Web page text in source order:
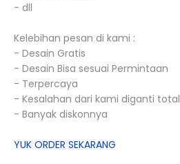
- dll
Kelebihan pesan di kami :
- Desain Gratis
- Desain Bisa sesuai Permintaan
- Terpercaya
- Kesalahan dari kami diganti total
- Banyak diskonnya
YUK ORDER SEKARANG